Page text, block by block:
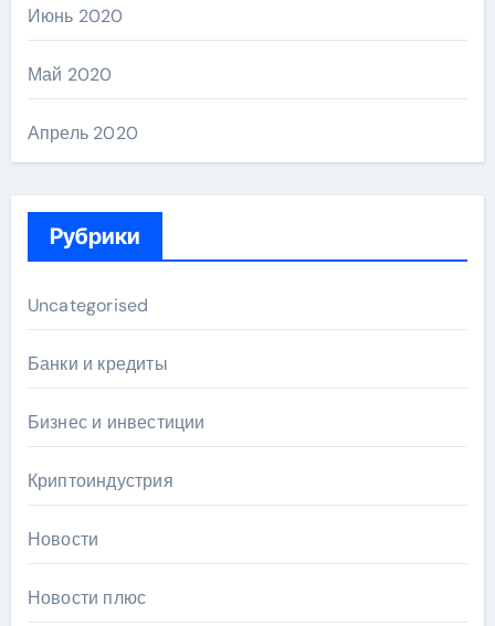
Июнь 2020
Май 2020
Апрель 2020
Рубрики
Uncategorised
Банки и кредиты
Бизнес и инвестиции
Криптоиндустрия
Новости
Новости плюс